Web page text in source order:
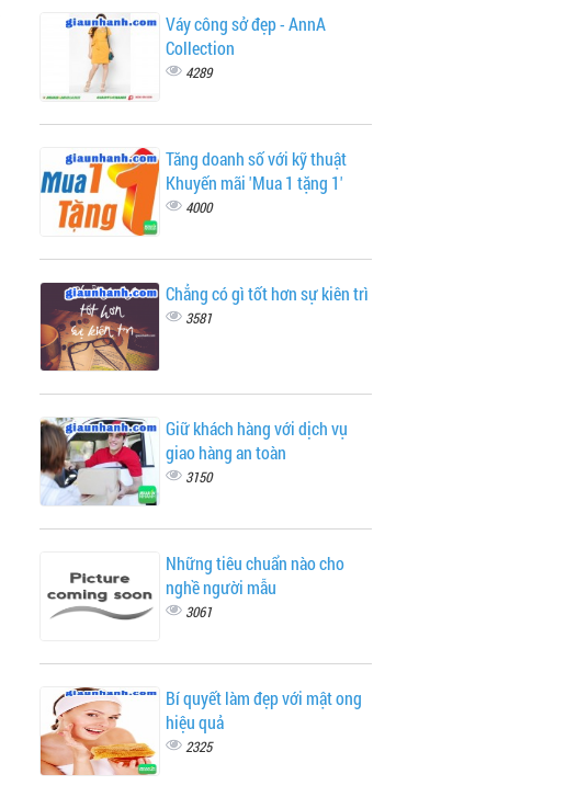
Váy công sở đẹp - AnnA
Collection
4289
Tăng doanh số với kỹ thuật
Khuyến mãi 'Mua 1 tặng 1'
4000
Chẳng có gì tốt hơn sự kiên trì
3581
Giữ khách hàng với dịch vụ
giao hàng an toàn
3150
Những tiêu chuẩn nào cho
nghề người mẫu
3061
Bí quyết làm đẹp với mật ong
hiệu quả
2325